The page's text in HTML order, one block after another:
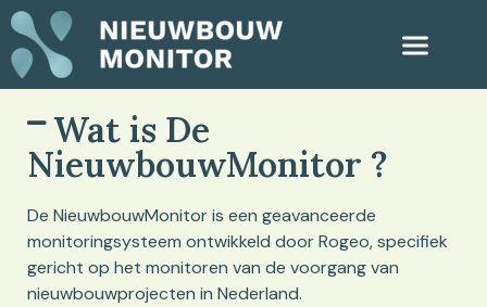
Wat is De
NieuwbouwMonitor ?
De NieuwbouwMonitor is een geavanceerde
monitoringsysteem ontwikkeld doorRogeo, specifiek
gericht op het monitoren van de voorgang van
nieuwbouwprojecten in Nederland.